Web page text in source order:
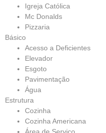
Igreja Católica
Mc Donalds
Pizzaria
Básico
Acesso a Deficientes
Elevador
Esgoto
Pavimentação
Água
Estrutura
Cozinha
Cozinha Americana